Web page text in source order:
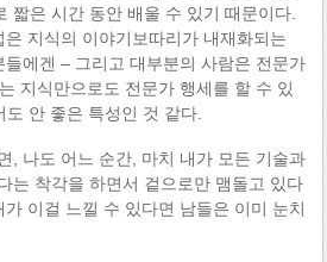
짧은 시간 동안 배울 수 있기 때문이다.
지식의 이야기보따리가 내재화되는
에겐 – 그리고 대부분의 사람은 전문가
지식만으로도 전문가 행세를 할 수 있
안 좋은 특성인 것 같다.
, 나도 어느 순간, 마치 내가 모든 기술과
는 착각을 하면서 겉으로만 맴돌고 있다
이걸 느낄 수 있다면 남들은 이미 눈치